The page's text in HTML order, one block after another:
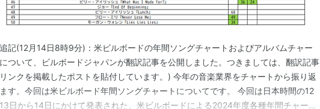
記(12月14日8時9分)：米ビルボードの年間ソングチャートおよびアルバムチャー
について、ビルボードジャパンが翻訳記事を公開しました。つきましては、翻訳記事
ンクを掲載したポストを貼付しています。) 今年の音楽業界をチャートから振り返
す。今回は米ビルボード年間ソングチャートについてです。 今回は日本時間の12
日から14日にかけて発表された、米ビルボードによる2024年度各種年間チャート